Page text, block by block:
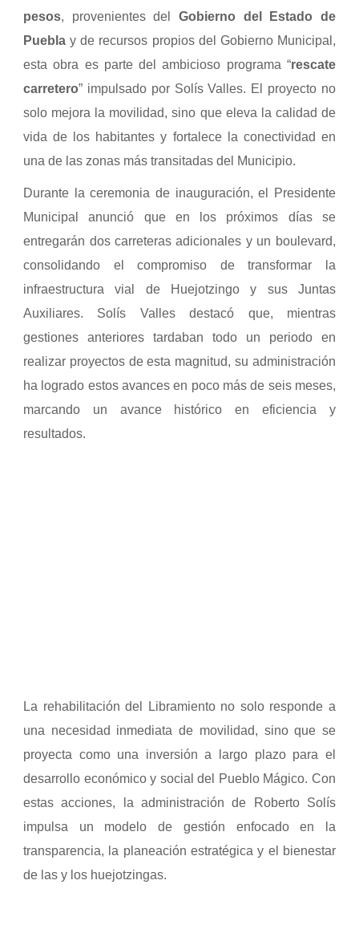
pesos, provenientes del Gobierno del Estado de
Puebla y de recursos propios del Gobierno Municipal,
esta obra es parte del ambicioso programa “rescate
carretero” impulsado por Solís Valles. El proyecto no
solo mejora la movilidad, sino que eleva la calidad de
vida de los habitantes y fortalece la conectividad en
una de las zonas más transitadas del Municipio.
Durante la ceremonia de inauguración, el Presidente
Municipal anunció que en los próximos días se
entregarán dos carreteras adicionales y un boulevard,
consolidando el compromiso de transformar la
infraestructura vial de Huejotzingo y sus Juntas
Auxiliares. Solís Valles destacó que, mientras
gestiones anteriores tardaban todo un periodo en
realizar proyectos de esta magnitud, su administración
ha logrado estos avances en poco más de seis meses,
marcando un avance histórico en eficiencia y
resultados.
La rehabilitación del Libramiento no solo responde a
una necesidad inmediata de movilidad, sino que se
proyecta como una inversión a largo plazo para el
desarrollo económico y social del Pueblo Mágico. Con
estas acciones, la administración de Roberto Solís
impulsa un modelo de gestión enfocado en la
transparencia, la planeación estratégica y el bienestar
de las y los huejotzingas.